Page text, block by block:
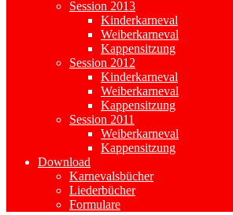
Session 2013
Kinderkarneval
Weiberkarneval
Kappensitzung
Session 2012
Kinderkarneval
Weiberkarneval
Kappensitzung
Session 2011
Weiberkarneval
Kappensitzung
Download
Karnevalsbücher
Liederbücher
Formulare